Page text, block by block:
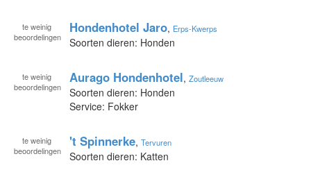
te weinig
beoordelingen
Hondenhotel Jaro, Erps-Kwerps
Soorten dieren: Honden
te weinig
beoordelingen
Aurago Hondenhotel, Zoutleeuw
Soorten dieren: Honden
Service: Fokker
te weinig
beoordelingen
't Spinnerke, Tervuren
Soorten dieren: Katten